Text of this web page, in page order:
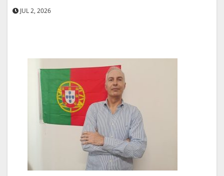
JUL 2, 2026